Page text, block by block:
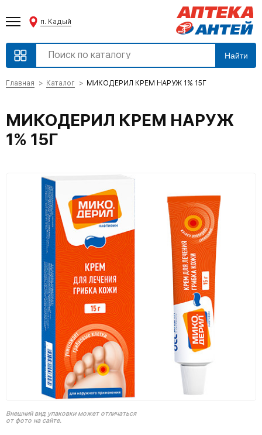
п. Кадый
Найти
Главная Каталог МИКОДЕРИЛ КРЕМ НАРУЖ 1% 15Г
МИКОДЕРИЛ КРЕМ НАРУЖ
1% 15Г
Внешний вид упаковки может отличаться
от фото на сайте.